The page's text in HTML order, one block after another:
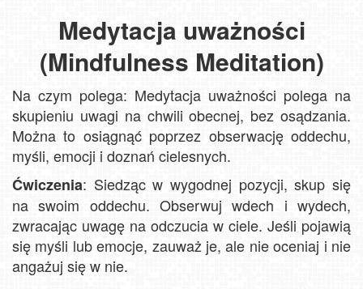
Medytacja uważności
(Mindfulness Meditation)
Na czym polega: Medytacja uważności polega na
skupieniu uwagi na chwili obecnej, bez osądzania.
Można to osiągnąć poprzez obserwację oddechu,
myśli, emocji i doznań cielesnych.
Ćwiczenia: Siedząc w wygodnej pozycji, skup się
na swoim oddechu. Obserwuj wdech i wydech,
zwracając uwagę na odczucia w ciele. Jeśli pojawią
się myśli lub emocje, zauważ je, ale nie oceniaj i nie
angażuj się w nie.